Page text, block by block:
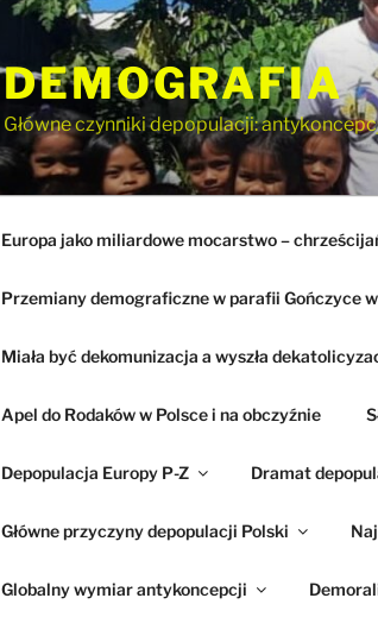
DEMOGRAFIA
Główne czynniki depopulacji:
Europa jako miliardowe mocarstwo –
Przemiany demograficzne w parafii Gończyce
Miała być dekomunizacja a wyszła
Apel do Rodaków w Polsce i na obczyźnie
Depopulacja Europy P-Z Dramat
Główne przyczyny depopulacji Polski
Globalny wymiar antykoncepcji